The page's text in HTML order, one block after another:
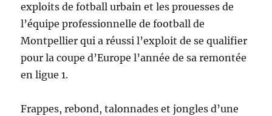
exploits de fotball urbain et les prouesses de
l’équipe professionnelle de football de
Montpellier qui a réussi l’exploit de se qualifier
pour la coupe d’Europe l’année de sa remontée
en ligue 1.
Frappes, rebond, talonnades et jongles d’une